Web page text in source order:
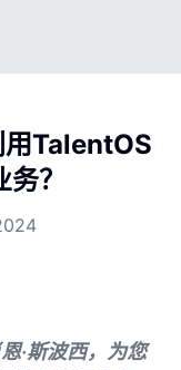
用TalentOS
？
·斯波西，为您